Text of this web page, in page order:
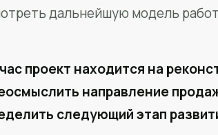
дальнейшую модель
проект находится на
направление
следующий этап